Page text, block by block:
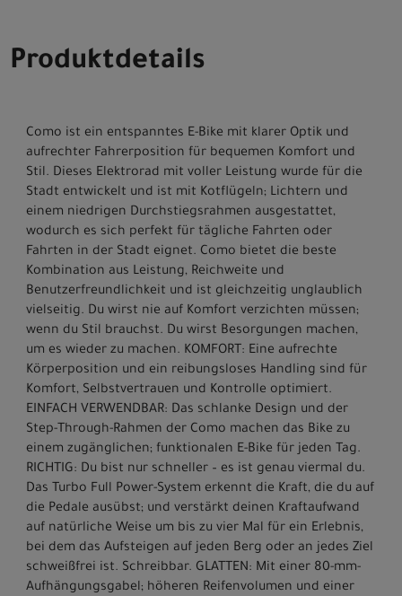
Produktdetails
Como ist ein entspanntes E-Bike mit klarer Optik und
aufrechter Fahrerposition für bequemen Komfort und
Stil. Dieses Elektrorad mit voller Leistung wurde für die
Stadt entwickelt und ist mit Kotflügeln; Lichtern und
einem niedrigen Durchstiegsrahmen ausgestattet,
wodurch es sich perfekt für tägliche Fahrten oder
Fahrten in der Stadt eignet. Como bietet die beste
Kombination aus Leistung, Reichweite und
Benutzerfreundlichkeit und ist gleichzeitig unglaublich
vielseitig. Du wirst nie auf Komfort verzichten müssen;
wenn du Stil brauchst. Du wirst Besorgungen machen,
um es wieder zu machen. KOMFORT: Eine aufrechte
Körperposition und ein reibungsloses Handling sind für
Komfort, Selbstvertrauen und Kontrolle optimiert.
EINFACH VERWENDBAR: Das schlanke Design und der
Step-Through-Rahmen der Como machen das Bike zu
einem zugänglichen; funktionalen E-Bike für jeden Tag.
RICHTIG: Du bist nur schneller – es ist genau viermal du.
Das Turbo Full Power-System erkennt die Kraft, die du auf
die Pedale ausübst; und verstärkt deinen Kraftaufwand
auf natürliche Weise um bis zu vier Mal für ein Erlebnis,
bei dem das Aufsteigen auf jeden Berg oder an jedes Ziel
schweißfrei ist. Schreibbar. GLATTEN: Mit einer 80-mm-
Aufhängungsgabel; höheren Reifenvolumen und einer